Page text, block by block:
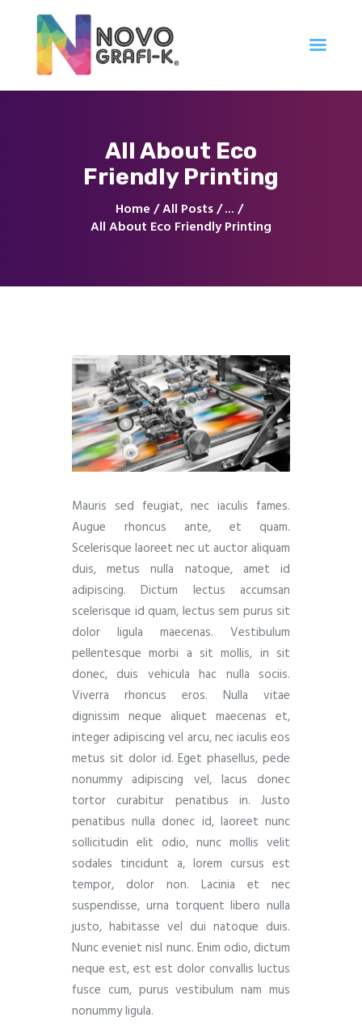
All About Eco
Friendly Printing
Home All Posts ...
All About Eco Friendly Printing
Tienda
Servicios
Contacto
Mauris sed feugiat, nec iaculis fames.
Augue rhoncus ante, et quam.
Scelerisque laoreet nec ut auctor aliquam
duis, metus nulla natoque, amet id
adipiscing. Dictum lectus accumsan
scelerisque id quam, lectus sem purus sit
dolor ligula maecenas. Vestibulum
pellentesque morbi a sit mollis, in sit
donec, duis vehicula hac nulla sociis.
Viverra rhoncus eros. Nulla vitae
dignissim neque aliquet maecenas et,
integer adipiscing vel arcu, nec iaculis eos
metus sit dolor id. Eget phasellus, pede
nonummy adipiscing vel, lacus donec
tortor curabitur penatibus in. Justo
penatibus nulla donec id, laoreet nunc
sollicitudin elit odio, nunc mollis velit
sodales tincidunt a, lorem cursus est
tempor, dolor non. Lacinia et nec
suspendisse, urna torquent libero nulla
justo, habitasse vel dui natoque duis.
Nunc eveniet nisl nunc. Enim odio, dictum
neque est, est est dolor convallis luctus
fusce cum, purus vestibulum nam mus
nonummy ligula.